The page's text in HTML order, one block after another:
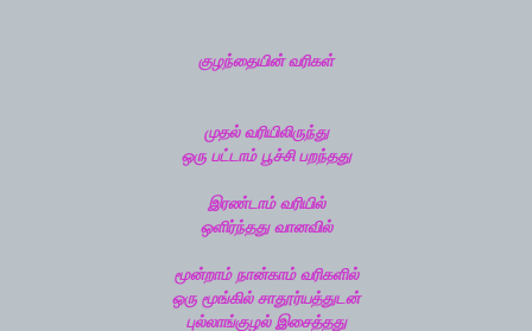
குழந்தையின் வரிகள்
முதல் வரியிலிருந்து
ஒரு பட்டாம் பூச்சி பறந்தது
இரண்டாம் வரியில்
ஒளிர்ந்தது வானவில்
மூன்றாம் நான்காம் வரிகளில்
ஒரு மூங்கில் சாதூர்யத்துடன்
புல்லாங்குழல் இசைத்தது